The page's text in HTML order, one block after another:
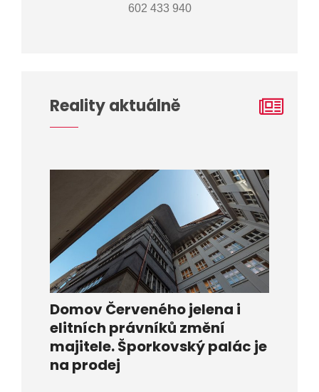
602 433 940
Reality aktuálně
Domov Červeného jelena i
elitních právníků změní
majitele. Šporkovský palác je
na prodej